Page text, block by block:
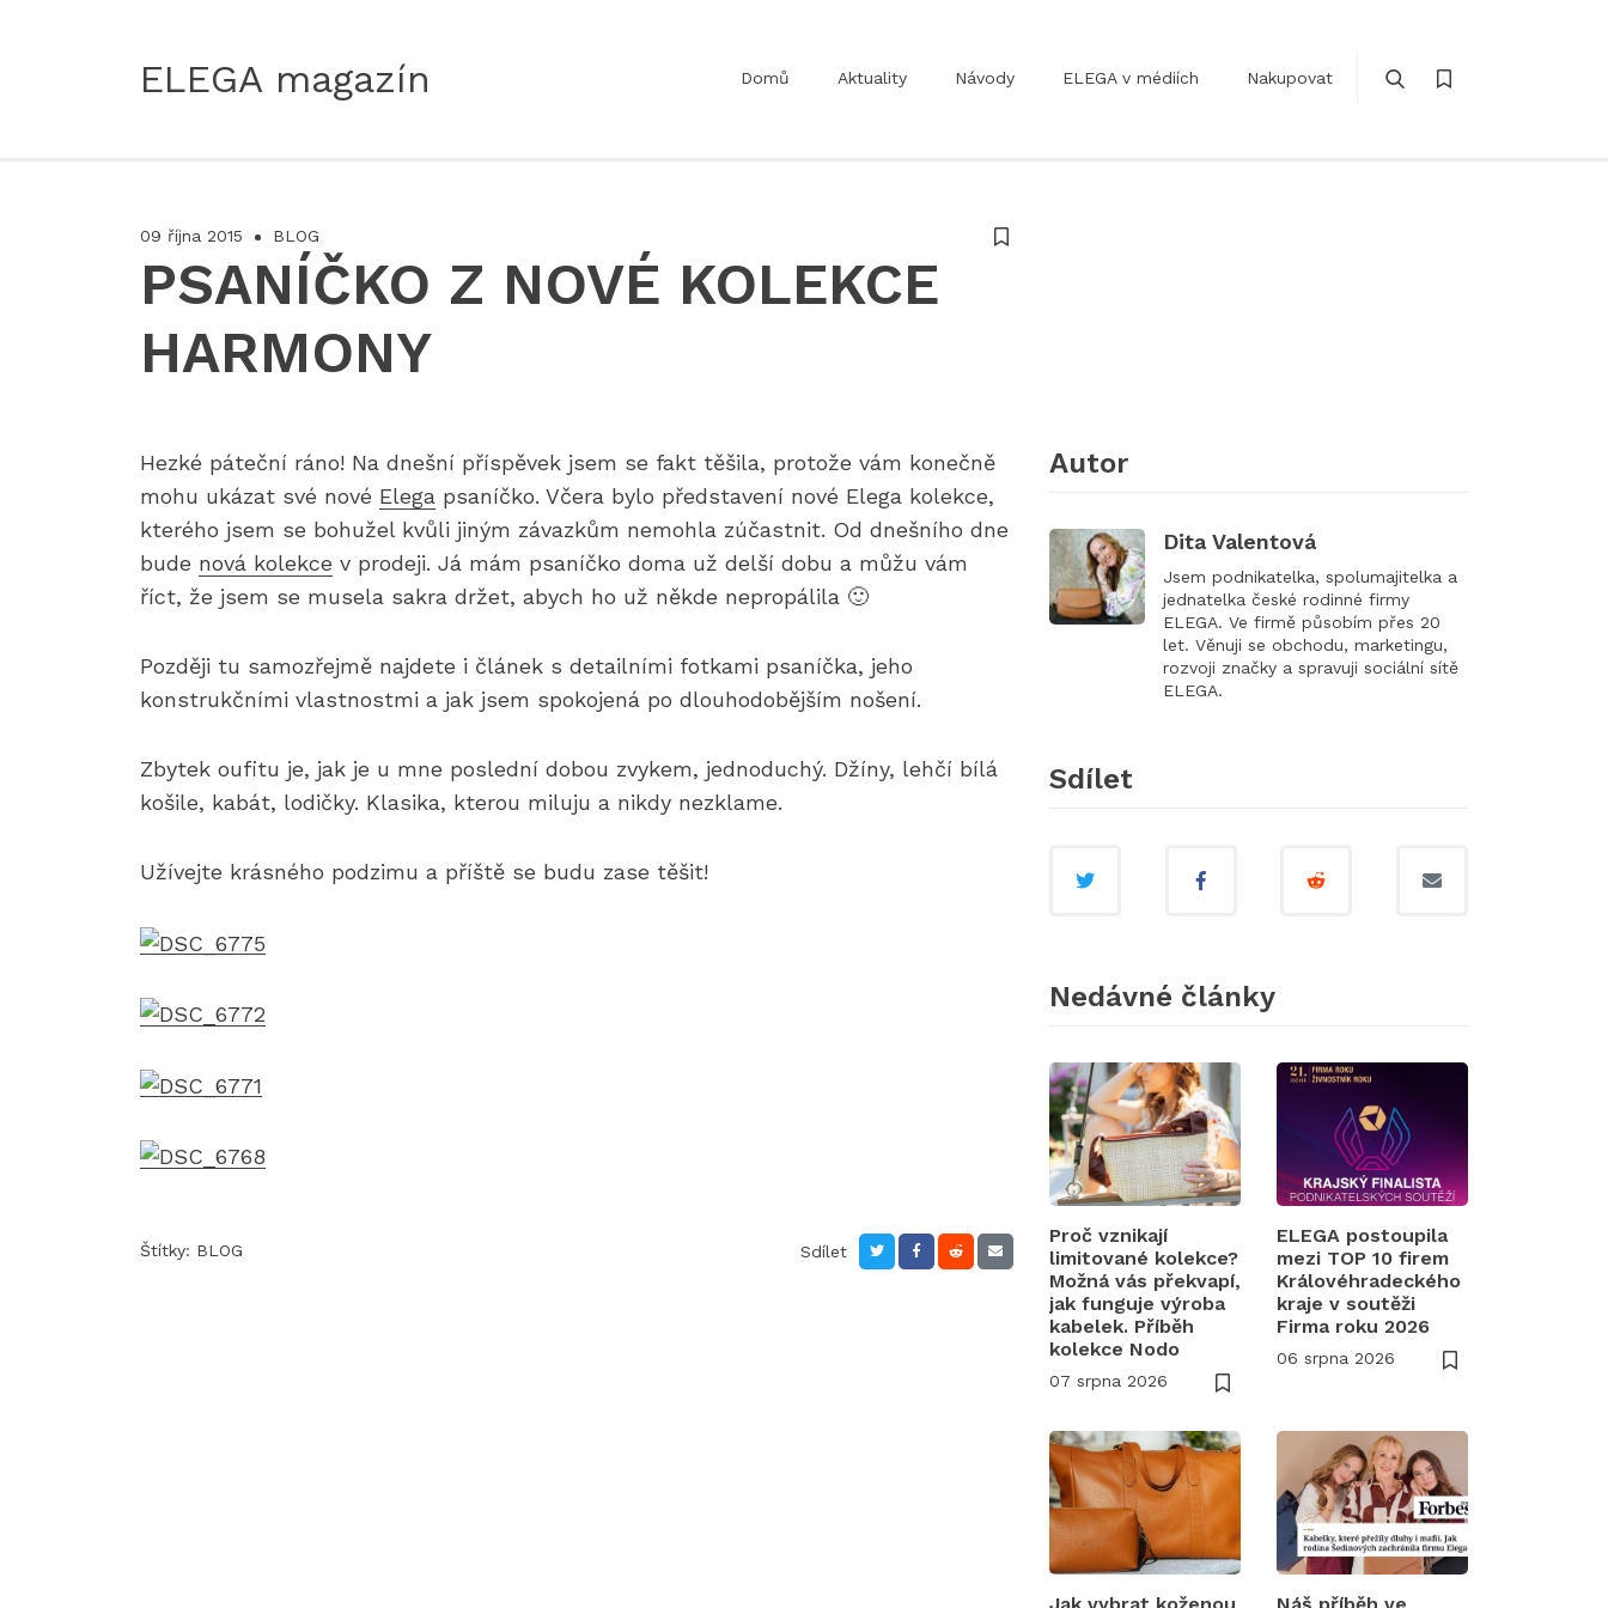
ELEGA magazín Domů Aktuality Návody ELEGA v médiích Nakupovat
09 října 2015 BLOG
PSANÍČKO Z NOVÉ KOLEKCE
HARMONY
Hezké páteční ráno! Na dnešní příspěvek jsem se fakt těšila, protože vám konečně
mohu ukázat své nové Elega psaníčko. Včera bylo představení nové Elega kolekce,
kterého jsem se bohužel kvůli jiným závazkům nemohla zúčastnit. Od dnešního dne
bude nová kolekce v prodeji. Já mám psaníčko doma už delší dobu a můžu vám
říct, že jsem se musela sakra držet, abych ho už někde nepropálila 🙂
Později tu samozřejmě najdete i článek s detailními fotkami psaníčka, jeho
konstrukčními vlastnostmi a jak jsem spokojená po dlouhodobějším nošení.
Zbytek oufitu je, jak je u mne poslední dobou zvykem, jednoduchý. Džíny, lehčí bílá
košile, kabát, lodičky. Klasika, kterou miluju a nikdy nezklame.
Užívejte krásného podzimu a příště se budu zase těšit!
Štítky: BLOG Sdílet
Autor
Dita Valentová
Jsem podnikatelka, spolumajitelka a
jednatelka české rodinné firmy
ELEGA. Ve firmě působím přes 20
let. Věnuji se obchodu, marketingu,
rozvoji značky a spravuji sociální sítě
ELEGA.
Sdílet
Nedávné články
Proč vznikají
limitované kolekce?
Možná vás překvapí,
jak funguje výroba
kabelek. Příběh
kolekce Nodo
07 srpna 2026
ELEGA postoupila
mezi TOP 10 firem
Královéhradeckého
kraje v soutěži
Firma roku 2026
06 srpna 2026